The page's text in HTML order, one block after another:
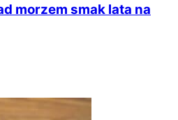
morzem smak lata na